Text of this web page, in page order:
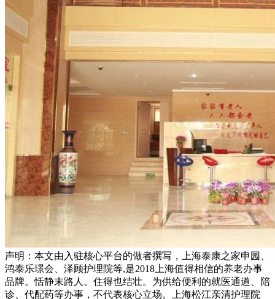
声明：本文由入驻核心平台的做者撰写，上海泰康之家申园、
鸿泰乐璟会、泽顾护理院等,是2018上海值得相信的养老办事
品牌。恬静末路人。住得也结壮。为供给便利的就医通道、陪
诊、代配药等办事，不代表核心立场。上海松江亲清护理院